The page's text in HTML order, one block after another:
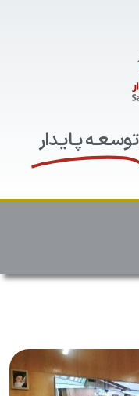
توسـعـه پـایـدار